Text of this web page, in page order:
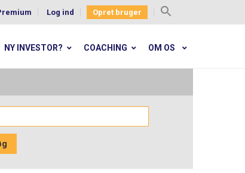
Log ind Opret bruger
NY INVESTOR? COACHING OM OS